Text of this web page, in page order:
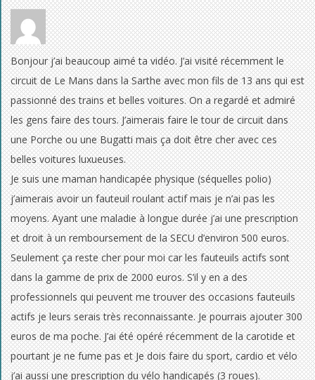
Bonjour j’ai beaucoup aimé ta vidéo. J’ai visité récemment le
circuit de Le Mans dans la Sarthe avec mon fils de 13 ans qui est
passionné des trains et belles voitures. On a regardé et admiré
les gens faire des tours. J’aimerais faire le tour de circuit dans
une Porche ou une Bugatti mais ça doit être cher avec ces
belles voitures luxueuses.
Je suis une maman handicapée physique (séquelles polio)
j’aimerais avoir un fauteuil roulant actif mais je n’ai pas les
moyens. Ayant une maladie à longue durée j’ai une prescription
et droit à un remboursement de la SECU d’environ 500 euros.
Seulement ça reste cher pour moi car les fauteuils actifs sont
dans la gamme de prix de 2000 euros. S’il y en a des
professionnels qui peuvent me trouver des occasions fauteuils
actifs je leurs serais très reconnaissante. Je pourrais ajouter 300
euros de ma poche. J’ai été opéré récemment de la carotide et
pourtant je ne fume pas et Je dois faire du sport, cardio et vélo
j’ai aussi une prescription du vélo handicapés (3 roues).